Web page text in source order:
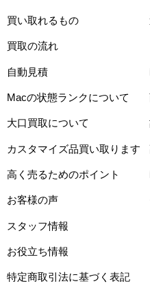
買い取れるもの
買取の流れ
自動見積
Macの状態ランクについて
大口買取について
カスタマイズ品買い取ります
高く売るためのポイント
お客様の声
スタッフ情報
お役立ち情報
特定商取引法に基づく表記